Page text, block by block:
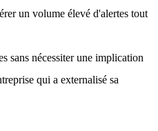
un volume élevé d'alertes tout
sans nécessiter une implication
qui a externalisé sa